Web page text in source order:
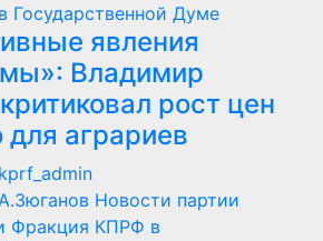
Думе
явления
Владимир
рост цен
для аграриев
kprf_admin
Новости партии
Фракция КПРФ в